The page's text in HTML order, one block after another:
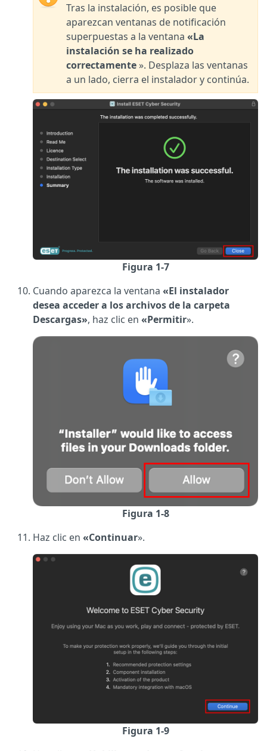
Tras la instalación, es posible que
aparezcan ventanas de notificación
superpuestas a la ventana «La
instalación se ha realizado
correctamente». Desplaza las ventanas
a un lado, cierra el instalador y continúa.
Figura 1-7
Cuando aparezca la ventana «El instalador
desea acceder a los archivos de la carpeta
Descargas», haz clic en «Permitir».
Figura 1-8
Haz clic en «Continuar».
Figura 1-9